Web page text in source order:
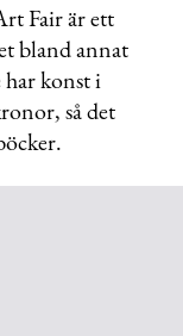
Fair är ett
bland annat
konst i
så det